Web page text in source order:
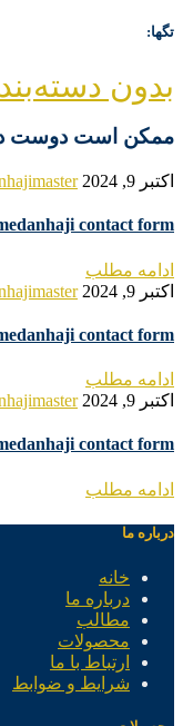
تگها:
بدون
ممکن است دوست
اکتبر 9, 2024
contact form
ادامه مطلب
اکتبر 9, 2024
contact form
ادامه مطلب
اکتبر 9, 2024
contact form
ادامه مطلب
درباره ما
خانه
درباره ما
مطالب
محصولات
ارتباط با ما
شرایط و ضوابط